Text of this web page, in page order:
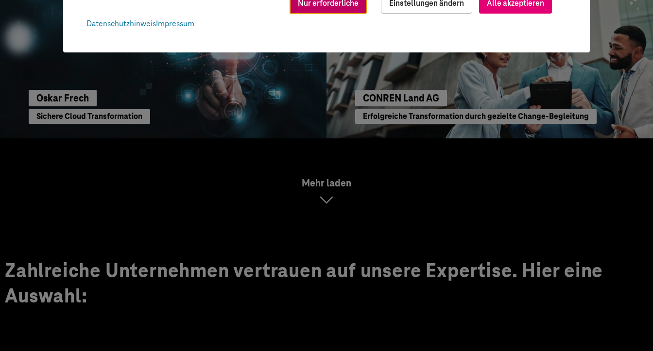
Alle akzeptieren
Nur erforderliche
Einstellungen ändern
DatenschutzhinweisImpressum
Oskar Frech
Sichere Cloud Transformation
CONREN Land AG
Erfolgreiche Transformation durch gezielte Change-Begleitung
Mehr laden
Zahlreiche Unternehmen vertrauen auf unsere Expertise. Hier eine
Auswahl: